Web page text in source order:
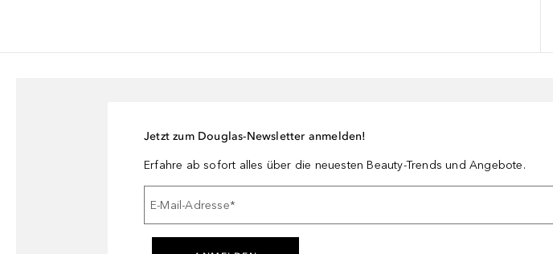
Jetzt zum Douglas-Newsletter anmelden!
Erfahre ab sofort alles über die neuesten Beauty-Trends und Angebote.
E-Mail-Adresse*